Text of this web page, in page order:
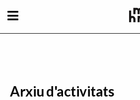
Arxiu d'activitats